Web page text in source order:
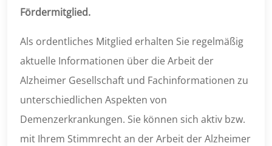
Fördermitglied.
Als ordentliches Mitglied erhalten Sie regelmäßig
aktuelle Informationen über die Arbeit der
Alzheimer Gesellschaft und Fachinformationen zu
unterschiedlichen Aspekten von
Demenzerkrankungen. Sie können sich aktiv bzw.
mit Ihrem Stimmrecht an der Arbeit der Alzheimer